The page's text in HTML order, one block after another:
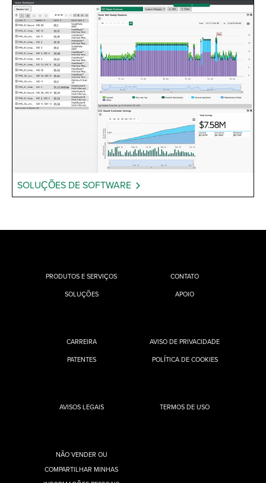
SOLUÇÕES DE SOFTWARE
PRODUTOS E SERVIÇOS
SOLUÇÕES
CONTATO
APOIO
CARREIRA
PATENTES
AVISO DE PRIVACIDADE
POLÍTICA DE COOKIES
AVISOS LEGAIS TERMOS DE USO
NÃO VENDER OU
COMPARTILHAR MINHAS